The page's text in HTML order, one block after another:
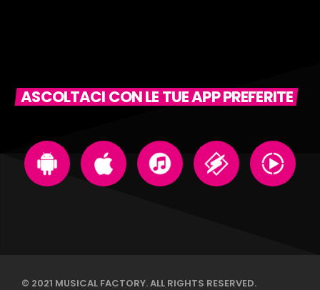
ASCOLTACI CON LE TUE APP PREFERITE
© 2021 MUSICAL FACTORY. ALL RIGHTS RESERVED.